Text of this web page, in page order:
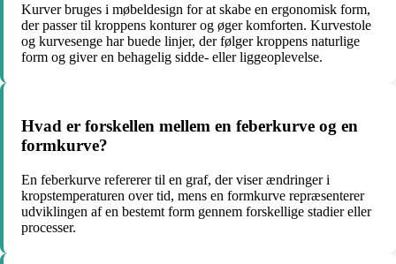
Kurver bruges i møbeldesign for at skabe en ergonomisk form,
der passer til kroppens konturer og øger komforten. Kurvestole
og kurvesenge har buede linjer, der følger kroppens naturlige
form og giver en behagelig sidde- eller liggeoplevelse.
Hvad er forskellen mellem en feberkurve og en
formkurve?
En feberkurve refererer til en graf, der viser ændringer i
kropstemperaturen over tid, mens en formkurve repræsenterer
udviklingen af en bestemt form gennem forskellige stadier eller
processer.